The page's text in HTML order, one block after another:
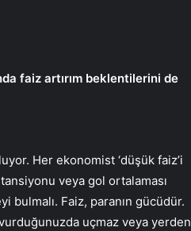
faiz artırım beklentilerini de
Her ekonomist ‘düşük faiz’i
veya gol ortalaması
bulmalı. Faiz, paranın gücüdür.
uçmaz veya yerden